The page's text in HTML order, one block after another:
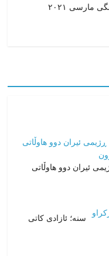
ڕاپۆرتی پێشێلکاریە ماف مرۆڤیەکانی مانگی مارسی ٢٠٢١
ئیران دوو هاوڵاتی
سنە؛ ئازادی کاتی